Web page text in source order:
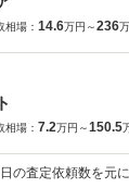
相場： 14.6万円～236
相場： 7.2万円～150.5
の査定依頼数を元に